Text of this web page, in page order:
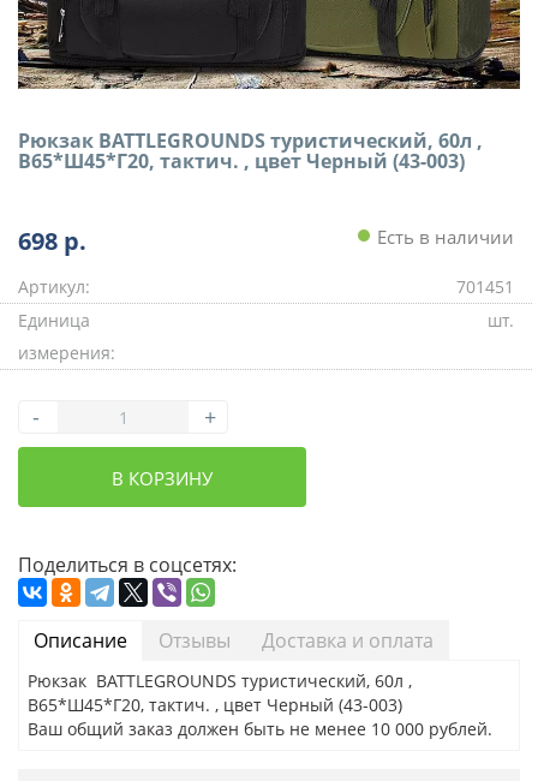
Рюкзак BATTLEGRОUNDS туристический, 60л ,
В65*Ш45*Г20, тактич. , цвет Черный (43-003)
698 р. Есть в наличии
Артикул:
701451
Единица
измерения:
шт.
- +
В КОРЗИНУ
Поделиться в соцсетях:
Описание Отзывы Доставка и оплата
Рюкзак BATTLEGRОUNDS туристический, 60л ,
В65*Ш45*Г20, тактич. , цвет Черный (43-003)
Ваш общий заказ должен быть не менее 10 000 рублей.